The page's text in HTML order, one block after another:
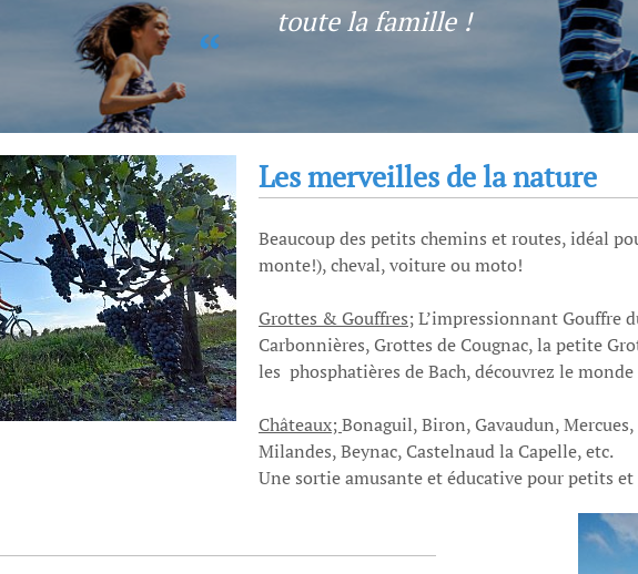
toute la famille !
Les merveilles de la nature
Beaucoup des petits chemins et routes, idéal
monte!), cheval, voiture ou moto!
Grottes & Gouffres;L’impressionnant Gouffre
Carbonnières, Grottes de Cougnac,la petite
les phosphatières de Bach,découvrez le
Châteaux;Bonaguil, Biron, Gavaudun,
Milandes, Beynac, Castelnaud la Capelle, etc.
Une sortie amusante et éducative pour petits et